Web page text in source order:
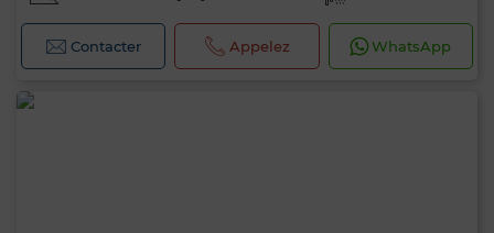
Contacter Appelez WhatsApp